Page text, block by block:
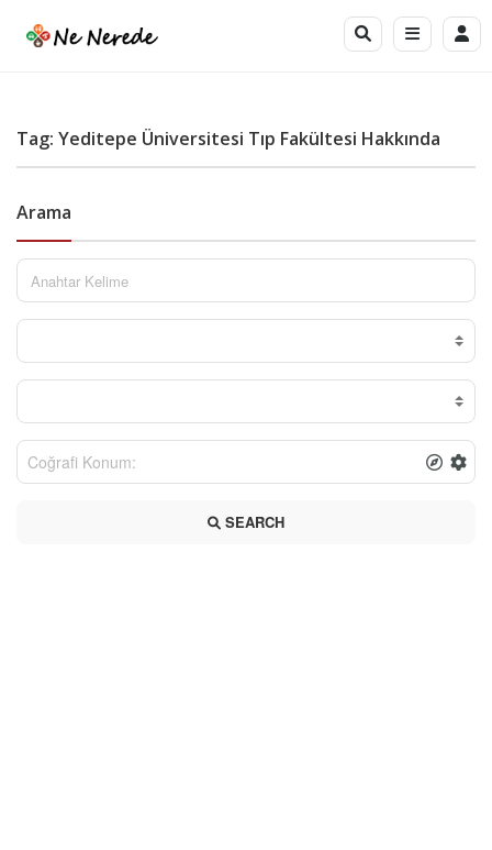
Tag: Yeditepe Üniversitesi Tıp Fakültesi Hakkında
Arama
SEARCH